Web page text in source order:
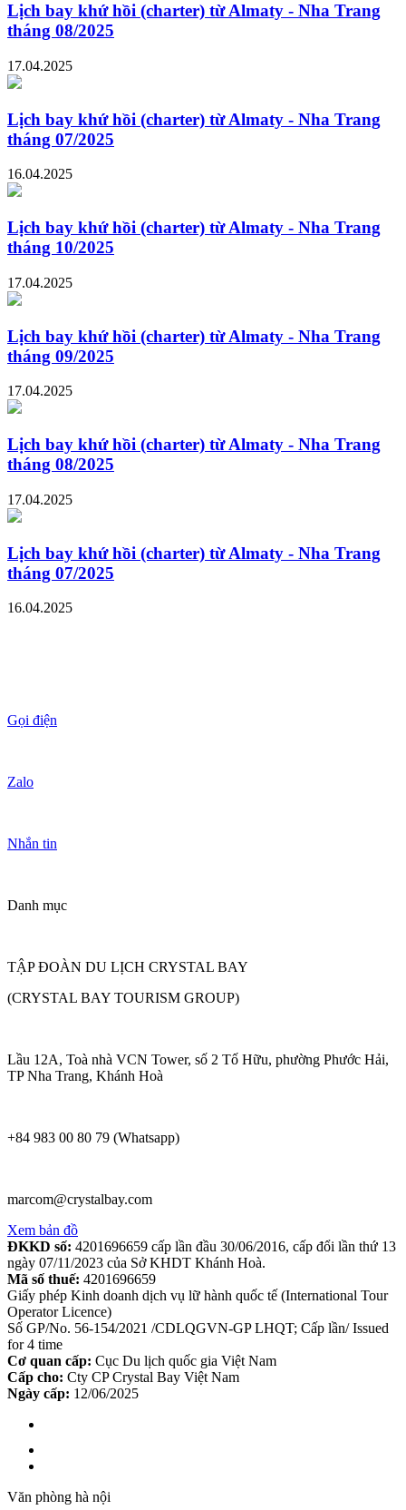
Lịch bay khứ hồi (charter) từ Almaty - Nha Trang
tháng 08/2025
17.04.2025
Lịch bay khứ hồi (charter) từ Almaty - Nha Trang
tháng 07/2025
16.04.2025
Lịch bay khứ hồi (charter) từ Almaty - Nha Trang
tháng 10/2025
17.04.2025
Lịch bay khứ hồi (charter) từ Almaty - Nha Trang
tháng 09/2025
17.04.2025
Lịch bay khứ hồi (charter) từ Almaty - Nha Trang
tháng 08/2025
17.04.2025
Lịch bay khứ hồi (charter) từ Almaty - Nha Trang
tháng 07/2025
16.04.2025
Gọi điện
Zalo
Nhắn tin
Danh mục
TẬP ĐOÀN DU LỊCH CRYSTAL BAY
(CRYSTAL BAY TOURISM GROUP)
Lầu 12A, Toà nhà VCN Tower, số 2 Tố Hữu, phường Phước Hải,
TP Nha Trang, Khánh Hoà
+84 983 00 80 79 (Whatsapp)
marcom@crystalbay.com
Xem bản đồ
ĐKKD số: 4201696659 cấp lần đầu 30/06/2016, cấp đổi lần thứ 13
ngày 07/11/2023 của Sở KHDT Khánh Hoà.
Mã số thuế: 4201696659
Giấy phép Kinh doanh dịch vụ lữ hành quốc tế (International Tour
Operator Licence)
Số GP/No. 56-154/2021 /CDLQGVN-GP LHQT; Cấp lần/ Issued
for 4 time
Cơ quan cấp: Cục Du lịch quốc gia Việt Nam
Cấp cho: Cty CP Crystal Bay Việt Nam
Ngày cấp: 12/06/2025
Văn phòng hà nội